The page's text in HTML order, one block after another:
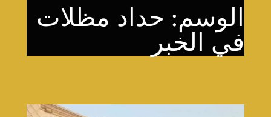
الوسم: حداد مظلات
في الخبر